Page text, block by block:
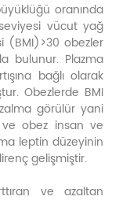
oranında
vücut yağ
(BMI)>30 obezler
bulunur. Plazma
bağlı olarak
Obezlerde BMI
görülür yani
ve obez insan ve
leptin düzeyinin
gelişmiştir.
ve azaltan